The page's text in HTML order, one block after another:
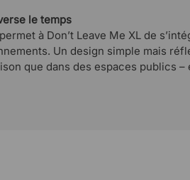
le temps
à Don’t Leave Me XL de
Un design simple mais
que dans des espaces publics –